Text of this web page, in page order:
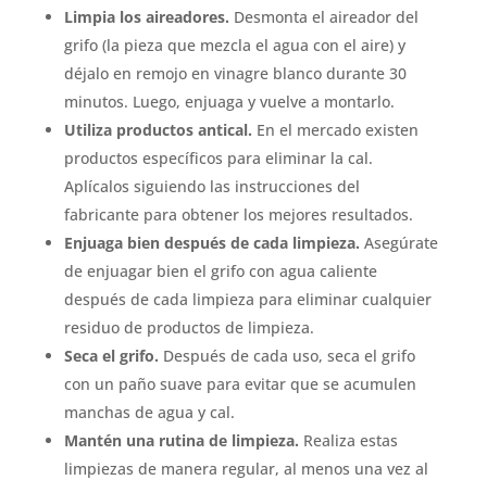
Limpia los aireadores. Desmonta el aireador del
grifo (la pieza que mezcla el agua con el aire) y
déjalo en remojo en vinagre blanco durante 30
minutos. Luego, enjuaga y vuelve a montarlo.
Utiliza productos antical. En el mercado existen
productos específicos para eliminar la cal.
Aplícalos siguiendo las instrucciones del
fabricante para obtener los mejores resultados.
Enjuaga bien después de cada limpieza. Asegúrate
de enjuagar bien el grifo con agua caliente
después de cada limpieza para eliminar cualquier
residuo de productos de limpieza.
Seca el grifo. Después de cada uso, seca el grifo
con un paño suave para evitar que se acumulen
manchas de agua y cal.
Mantén una rutina de limpieza. Realiza estas
limpiezas de manera regular, al menos una vez al